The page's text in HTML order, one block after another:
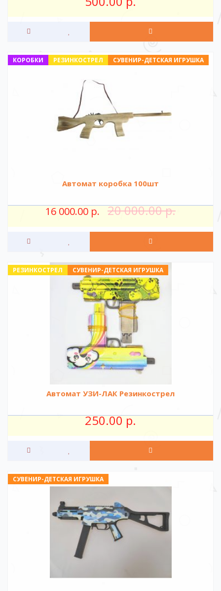
СУВЕНИР-ДЕТСКАЯ ИГРУШКА
РЕЗИНКОСТРЕЛ
КОРОБКИ
Автомат коробка 100шт
16 000.00 р. 20 000.00 р.
СУВЕНИР-ДЕТСКАЯ ИГРУШКА
РЕЗИНКОСТРЕЛ
Автомат УЗИ-ЛАК Резинкострел
250.00 р.
СУВЕНИР-ДЕТСКАЯ ИГРУШКА